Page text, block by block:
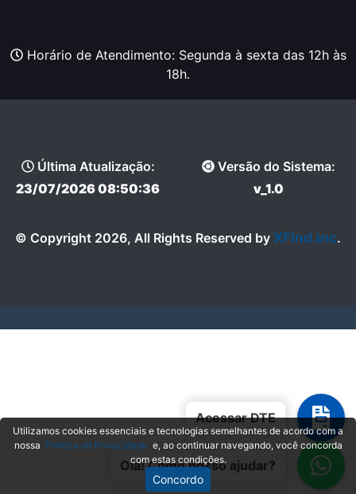
Acessar DTE
Olá! Como posso ajudar?
Horário de Atendimento: Segunda à sexta das 12h às
18h.
Última Atualização:
23/07/2026 08:50:36
Versão do Sistema:
v_1.0
© Copyright 2026, All Rights Reserved by XFind.inc.
Utilizamos cookies essenciais e tecnologias semelhantes de acordo com a
nossa Política de Privacidadee, ao continuar navegando, você concorda
com estas condições.
Concordo